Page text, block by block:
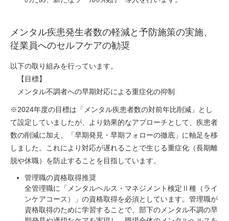
メンタル疾患発生者数の軽減と予防施策の実施、
従業員へのセルフケアの勧奨
以下の取り組みを行っています。
【目標】
メンタル不調者への早期対応による重症化の抑制
※2024年度の目標は「メンタル疾患者数の対前年比削減」とし
て設定していましたが、より効果的なアプローチとして、疾患者
数の削減に加え、「早期発見・早期フォローの徹底」に軸足を移
しました。これにより対応が遅れることで生じる重症化（長期離
脱や休職）を防止することを目指しています。
管理職の資格取得推奨
全管理職に「メンタルヘルス・マネジメント検定Ⅱ種（ライ
ンケアコース）」の資格取得を必須としています。管理職が
資格取得のために学習することで、部下のメンタル不調の早